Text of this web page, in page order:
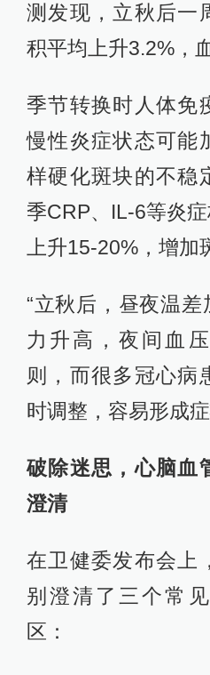
测发现，立秋后一
积平均上升3.2%，
季节转换时人体免
慢性炎症状态可能
样硬化斑块的不稳
季CRP、IL-6等炎
上升15-20%，增加
“立秋后，昼夜温
力升高，夜间血
则，而很多冠心病
时调整，容易形成
破除迷思，心脑血
澄清
在卫健委发布会上
别澄清了三个常
区：